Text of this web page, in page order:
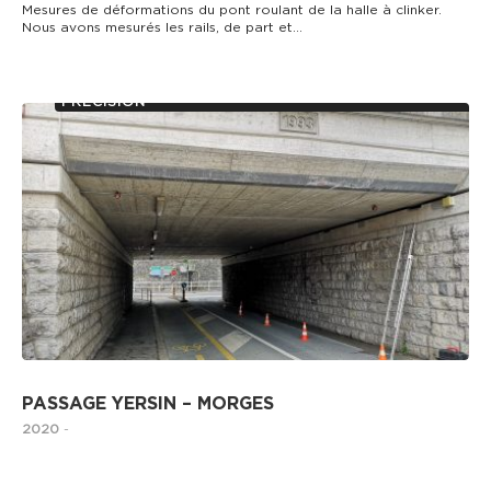
Mesures de déformations du pont roulant de la halle à clinker.
Nous avons mesurés les rails, de part et…
PRÉCISION
PASSAGE YERSIN – MORGES
2020 -